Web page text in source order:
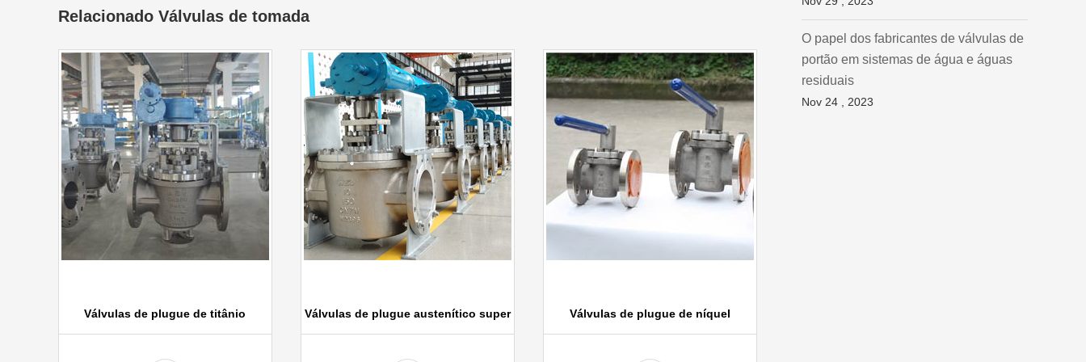
Relacionado Válvulas de tomada
Válvulas de plugue de titânio Válvulas de plugue austenítico super Válvulas de plugue de níquel
O papel dos fabricantes de válvulas de
portão em sistemas de água e águas
residuais
Nov 24 , 2023